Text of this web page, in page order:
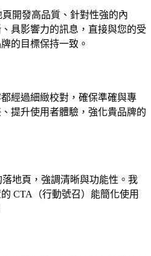
開發高品質、針對性強的內
具影響力的訊息，直接與您的受
的目標保持一致。
經過細緻校對，確保準確與專
提升使用者體驗，強化貴品牌的
地頁，強調清晰與功能性。我
CTA（行動號召）能簡化使用